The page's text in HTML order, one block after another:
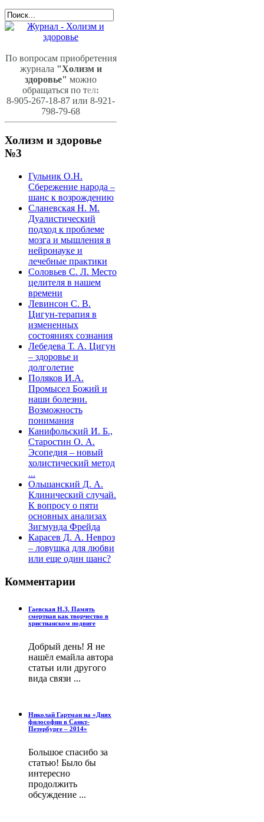
По вопросам приобретения
журнала "Холизм и
здоровье" можно
обращаться по тел:
8-905-267-18-87 или 8-921-
798-79-68
Холизм и здоровье
№3
Гульник О.Н.
Сбережение народа –
шанс к возрождению
Сланевская Н. М.
Дуалистический
подход к проблеме
мозга и мышления в
нейронауке и
лечебные практики
Соловьев С. Л. Место
целителя в нашем
времени
Левинсон С. В.
Цигун-терапия в
измененных
состояниях сознания
Лебедева Т. А. Цигун
– здоровье и
долголетие
Поляков И.А.
Промысел Божий и
наши болезни.
Возможность
понимания
Канифольский И. Б.,
Старостин О. А.
Эсопедия – новый
холистический метод
...
Ольшанский Д. А.
Клинический случай.
К вопросу о пяти
основных анализах
Зигмунда Фрейда
Карасев Д. А. Невроз
– ловушка для любви
или еще один шанс?
Комментарии
Гаевская Н.З. Память
смертная как творчество в
христианском подвиге
Добрый день! Я не
нашёл емайла автора
статьи или другого
вида связи ...
Николай Гартман на «Днях
философии в Санкт-
Петербурге – 2014»
Большое спасибо за
статью! Было бы
интересно
продолжить
обсуждение ...